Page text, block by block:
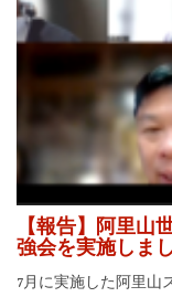
【報告】阿里山
強会を実施しま
7月に実施した阿里山